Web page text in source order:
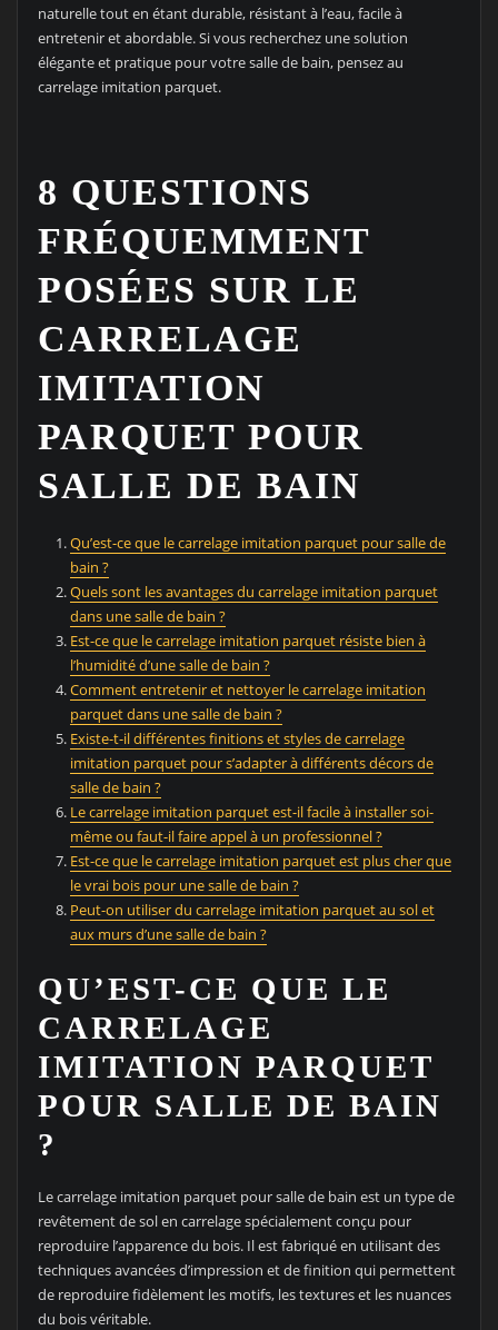
naturelle tout en étant durable, résistant à l’eau, facile à
entretenir et abordable. Si vous recherchez une solution
élégante et pratique pour votre salle de bain, pensez au
carrelage imitation parquet.
8 QUESTIONS
FRÉQUEMMENT
POSÉES SUR LE
CARRELAGE
IMITATION
PARQUET POUR
SALLE DE BAIN
Qu’est-ce que le carrelage imitation parquet pour salle de
bain ?
Quels sont les avantages du carrelage imitation parquet
dans une salle de bain ?
Est-ce que le carrelage imitation parquet résiste bien à
l’humidité d’une salle de bain ?
Comment entretenir et nettoyer le carrelage imitation
parquet dans une salle de bain ?
Existe-t-il différentes finitions et styles de carrelage
imitation parquet pour s’adapter à différents décors de
salle de bain ?
Le carrelage imitation parquet est-il facile à installer soi-
même ou faut-il faire appel à un professionnel ?
Est-ce que le carrelage imitation parquet est plus cher que
le vrai bois pour une salle de bain ?
Peut-on utiliser du carrelage imitation parquet au sol et
aux murs d’une salle de bain ?
QU’EST-CE QUE LE
CARRELAGE
IMITATION PARQUET
POUR SALLE DE BAIN
?
Le carrelage imitation parquet pour salle de bain est un type de
revêtement de sol en carrelage spécialement conçu pour
reproduire l’apparence du bois. Il est fabriqué en utilisant des
techniques avancées d’impression et de finition qui permettent
de reproduire fidèlement les motifs, les textures et les nuances
du bois véritable.